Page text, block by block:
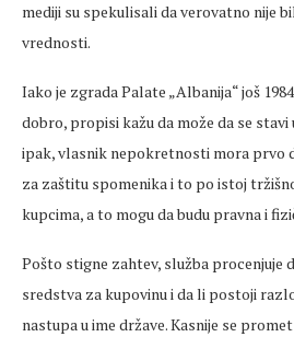
mediji su spekulisali daverovatno nije
vrednosti.
Iako je zgrada Palate „Albanija“ još
dobro, propisi kažu da može da se
ipak, vlasnik nepokretnosti mora prvo
za zaštitu spomenika i to po istoj
kupcima, a to mogu da budu pravna i
Pošto stigne zahtev, služba procenjuje
sredstva za kupovinu i da li postoji
nastupa u ime države. Kasnije se